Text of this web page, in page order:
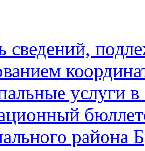
сведений,
услуги в
района